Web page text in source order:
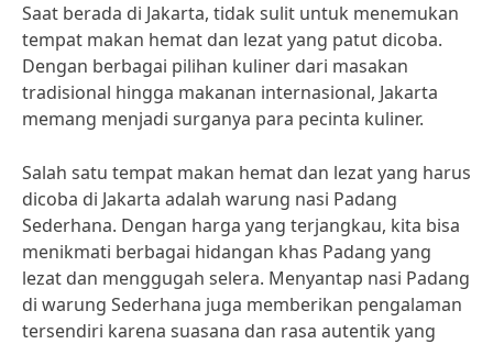
Saat berada di Jakarta, tidak sulit untuk menemukan
tempat makan hemat dan lezat yang patut dicoba.
Dengan berbagai pilihan kuliner dari masakan
tradisional hingga makanan internasional, Jakarta
memang menjadi surganya para pecinta kuliner.
Salah satu tempat makan hemat dan lezat yang harus
dicoba di Jakarta adalah warung nasi Padang
Sederhana. Dengan harga yang terjangkau, kita bisa
menikmati berbagai hidangan khas Padang yang
lezat dan menggugah selera. Menyantap nasi Padang
di warung Sederhana juga memberikan pengalaman
tersendiri karena suasana dan rasa autentik yang